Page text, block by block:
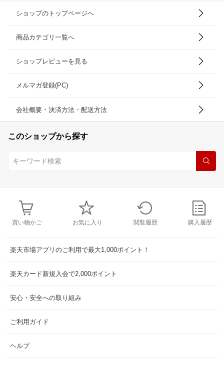
ショップのトップページへ
商品カテゴリ一覧へ
ショップレビューを見る
メルマガ登録(PC)
会社概要・決済方法・配送方法
このショップから探す
買い物かご お気に入り 閲覧履歴 購入履歴
楽天市場アプリのご利用で最大1,000ポイント！
楽天カード新規入会で2,000ポイント
安心・安全への取り組み
ご利用ガイド
ヘルプ